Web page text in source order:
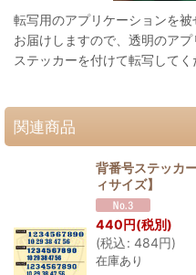
転写用のアプリケーションを
お届けしますので、透明のアプ
ステッカーを付けて転写してく
関連商品
背番号ステッカ
ィサイズ】
440円(税別)
(税込: 484円)
在庫あり